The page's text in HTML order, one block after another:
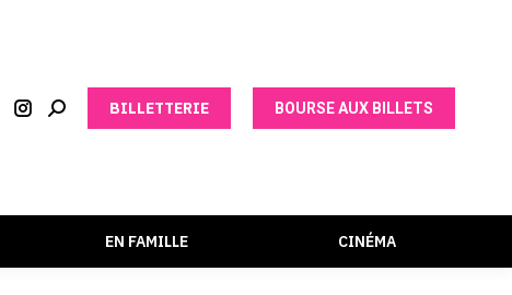
BILLETTERIE BOURSE AUX BILLETS
EN FAMILLE CINÉMA